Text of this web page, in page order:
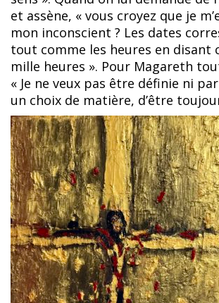
et assène, « vous croyez que je
mon inconscient ? Les dates
tout comme les heures en disant
mille heures ». Pour Magareth
« Je ne veux pas être définie ni
un choix de matière, d’être